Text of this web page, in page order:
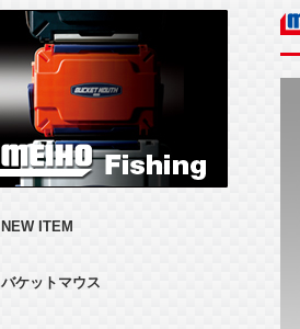
NEW ITEM
バケットマウス